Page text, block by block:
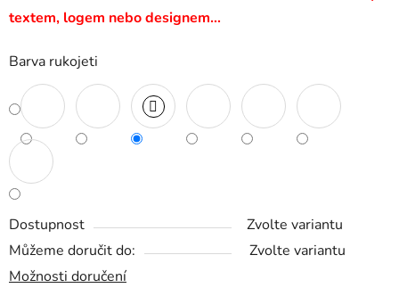
textem, logem nebo designem…
Barva rukojeti
Dostupnost
Zvolte variantu
Můžeme doručit do:
Zvolte variantu
Možnosti doručení